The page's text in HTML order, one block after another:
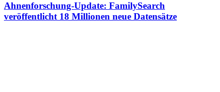
Ahnenforschung-Update: FamilySearch
veröffentlicht 18 Millionen neue Datensätze